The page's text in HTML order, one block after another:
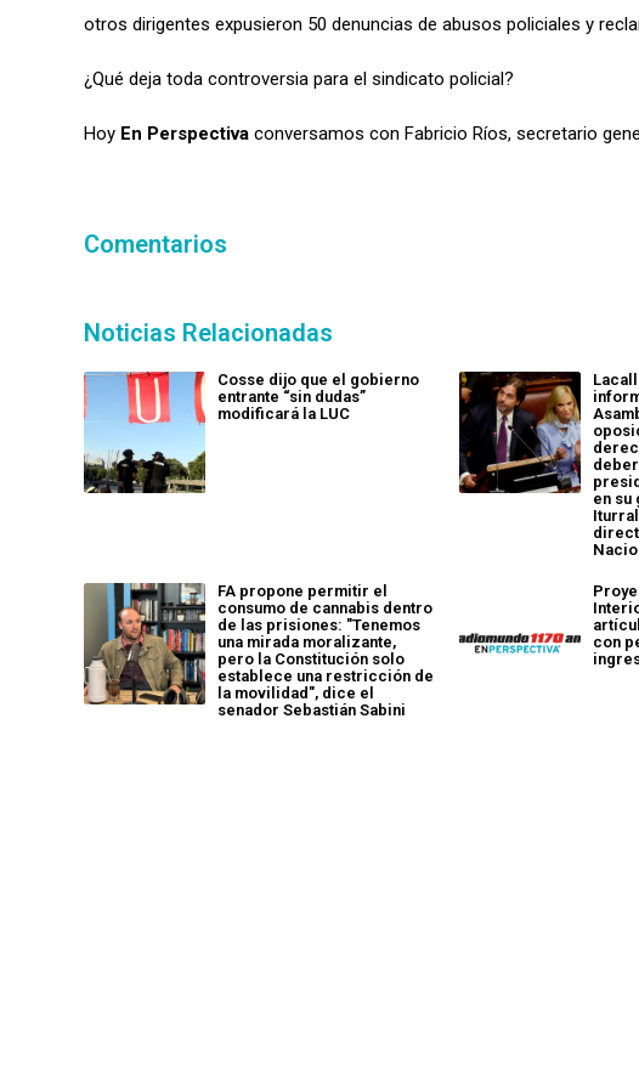
otros dirigentes expusieron 50 denuncias de abusos policiales y
¿Qué deja toda controversia para el sindicato policial?
Hoy En Perspectiva conversamos con Fabricio Ríos, secretario
Comentarios
Noticias Relacionadas
Cosse dijo que el gobierno
entrante “sin dudas”
modificará la LUC
en su
FA propone permitir el
consumo de cannabis dentro
de las prisiones: "Tenemos
una mirada moralizante,
pero la Constitución solo
establece una restricción de
la movilidad", dice el
senador Sebastián Sabini
con